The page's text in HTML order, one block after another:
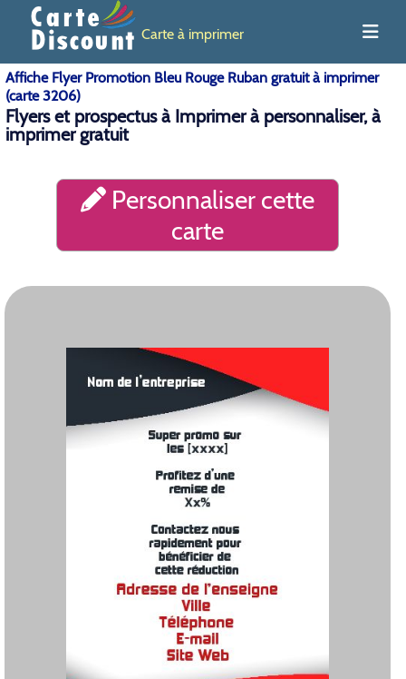
Carte à imprimer
Affiche Flyer Promotion Bleu Rouge Ruban gratuit à imprimer
(carte 3206)
Flyers et prospectus à Imprimer à personnaliser, à
imprimer gratuit
Personnaliser cette
carte